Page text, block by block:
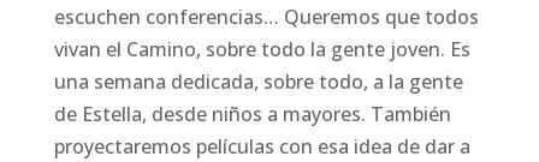
escuchen conferencias… Queremos que todos
vivan el Camino, sobre todo la gente joven. Es
una semana dedicada, sobre todo, a la gente
de Estella, desde niños a mayores. También
proyectaremos películas con esa idea de dar a